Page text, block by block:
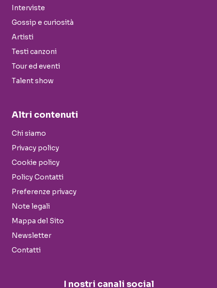
Interviste
Gossip e curiosità
Artisti
Testi canzoni
Tour ed eventi
Talent show
Altri contenuti
Chi siamo
Privacy policy
Cookie policy
Policy Contatti
Preferenze privacy
Note legali
Mappa del Sito
Newsletter
Contatti
I nostri canali social